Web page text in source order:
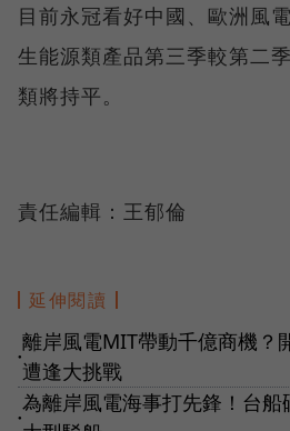
目前永冠看好中國、歐洲風
生能源類產品第三季較第二
類將持平。
責任編輯：王郁倫
延伸閱讀
●
離岸風電MIT帶動千億商機？
遭逢大挑戰
●
為離岸風電海事打先鋒！台